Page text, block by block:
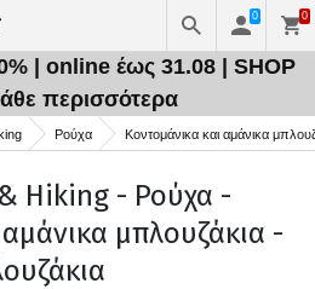
0 0
| online έως 31.08 | SHOP
περισσότερα
Ρούχα Κοντομάνικα και αμάνικα
Hiking - Ρούχα -
μπλουζάκια -